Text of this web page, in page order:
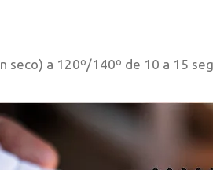
seco) a 120º/140º de 10 a 15